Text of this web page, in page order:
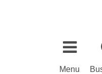
Menu